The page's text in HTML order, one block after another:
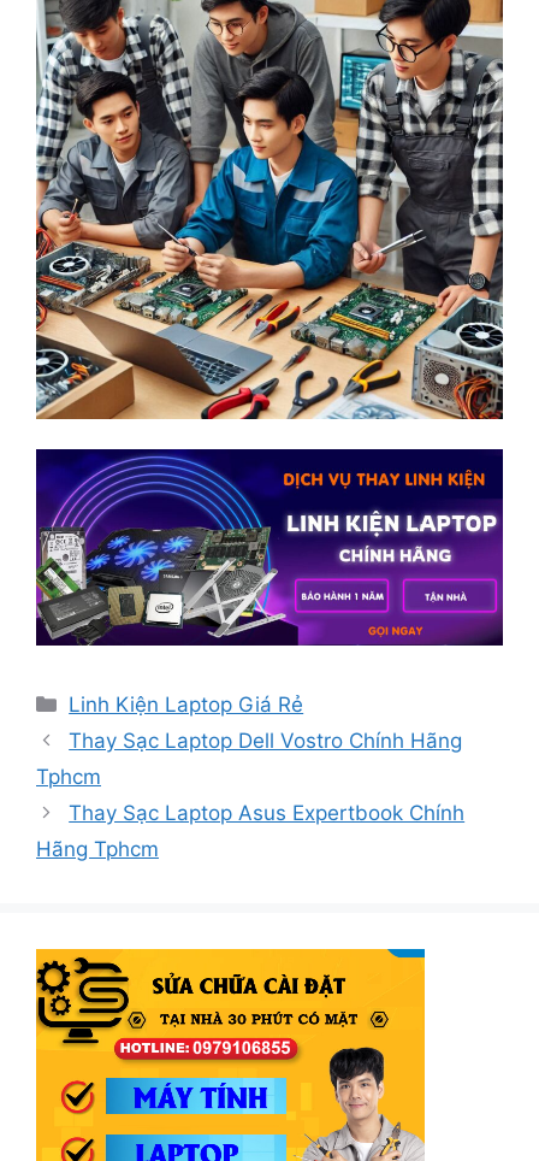
Danh
mục
Linh Kiện Laptop Giá Rẻ
Thay Sạc Laptop Dell Vostro Chính Hãng
Tphcm
Thay Sạc Laptop Asus Expertbook Chính
Hãng Tphcm